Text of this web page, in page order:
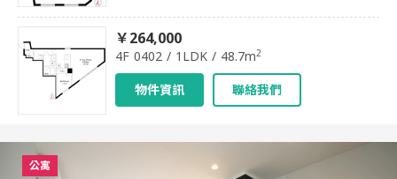
￥264,000
4F 0402 / 1LDK / 48.7m2
物件資訊 聯絡我們
公寓